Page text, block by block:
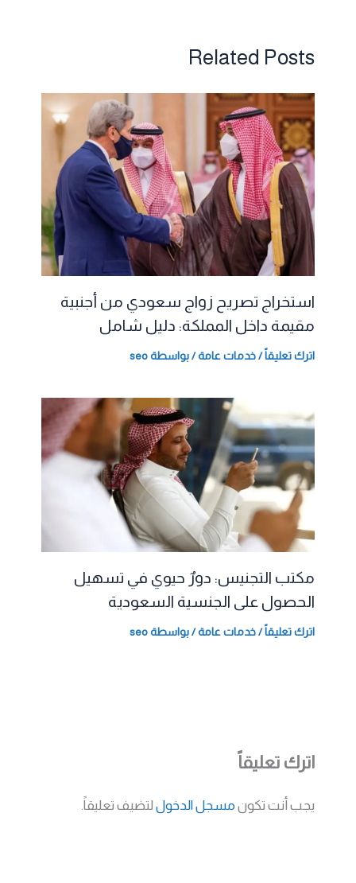
Related Posts
استخراج تصريح زواج سعودي من أجنبية
مقيمة داخل المملكة: دليل شامل
اترك تعليقاً /خدمات عامة/ بواسطة seo
مكتب التجنيس: دورٌ حيوي في تسهيل
الحصول على الجنسية السعودية
اترك تعليقاً /خدمات عامة/ بواسطة seo
اترك تعليقاً
يجب أنت تكون مسجل الدخوللتضيف تعليقاً.